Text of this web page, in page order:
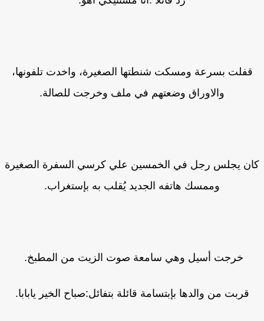
قفلت بسرعة ومسكت شنطتها الصغيرة، واخدت تلفونها،
والاوراق وضعتهم في ملف وخرجت للصالة.
يجلس رجل في الخمسين علي كرسي السفرة الصغيرة
وممسك هاتفه الجديد يُقلب به بإستغراب.
خرجت أسيل وهي سامعة صوت الزيت من المطبخ.
قربت من والدها بإبتسامة قائلة بتفائل:صباح الخير يابابا.